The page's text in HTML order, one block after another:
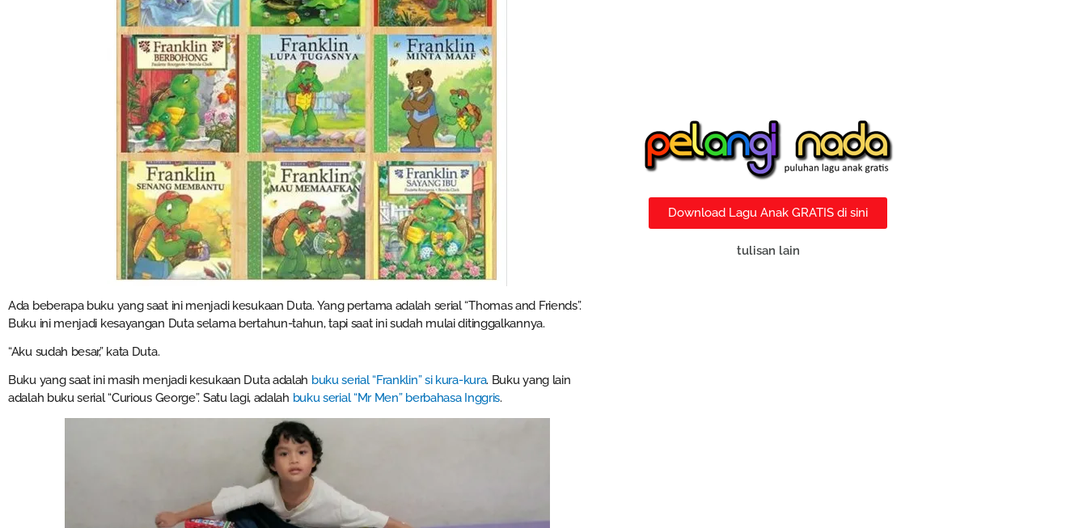
Ada beberapa buku yang saat ini menjadi kesukaan Duta. Yang pertama adalah serial “Thomas and Friends”.
Buku ini menjadi kesayangan Duta selama bertahun-tahun, tapi saat ini sudah mulai ditinggalkannya.
“Aku sudah besar,” kata Duta.
Buku yang saat ini masih menjadi kesukaan Duta adalah buku serial “Franklin” si kura-kura. Buku yang lain
adalah buku serial “Curious George”. Satu lagi, adalah buku serial “Mr Men” berbahasa Inggris.
Download Lagu Anak GRATIS di sini
tulisan lain